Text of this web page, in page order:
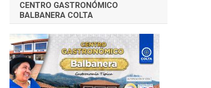
CENTRO GASTRONÓMICO
BALBANERA COLTA